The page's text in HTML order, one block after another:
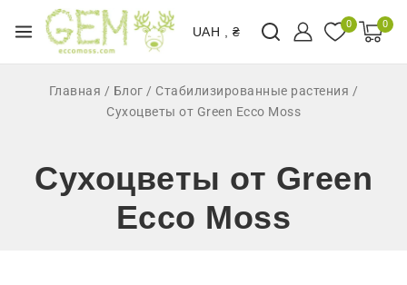
UAH , ₴
0 0
Главная / Блог / Стабилизированные растения /
Сухоцветы от Green Ecco Moss
Сухоцветы от Green
Ecco Moss